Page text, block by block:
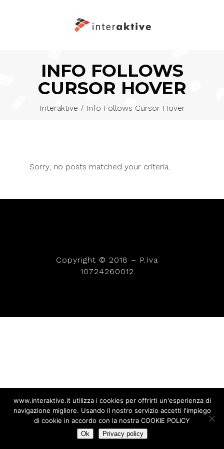
INFO FOLLOWS
CURSOR HOVER
Interaktive / Info Follows Cursor Hover
Sorry, no posts matched your criteria.
Copyright © 2018 – P.Iva
10724260012
www.interaktive.it utilizza i cookies per offrirti un'esperienza di
navigazione migliore. Usando il nostro servizio accetti l'impiego
di cookie in accordo con la nostra COOKIE POLICY
Ok Privacy policy